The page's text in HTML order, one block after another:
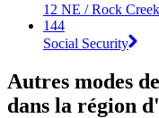
12 NE / Rock
144
Social Security
Autres modes
dans la région